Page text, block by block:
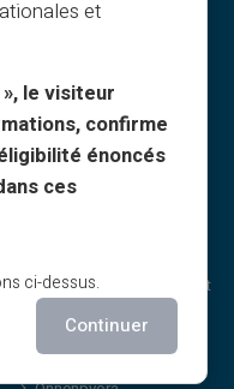
IBAN & RIB
Tarjoukset
Erikoistarjoukset
Print on demand
Lahjat
Huomaamattomat ostot
Jakaminen
Brändilahjakortti
et
le visiteur
confirme
énoncés
ces
ci-dessus.
Continuer